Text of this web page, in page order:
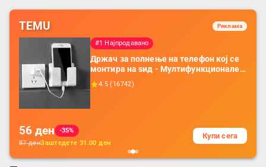
TEMU Реклама
#1 Најпродавано
Држач за полнење на телефон кој се
монтира на ѕид - Мултифункционален
пластичен организатор за чување на
покрај кревет и за ТВ далечински
4.5 ( 16742)
56 ден
-35%
87денЗаштедете 31.00 ден
Купи сега